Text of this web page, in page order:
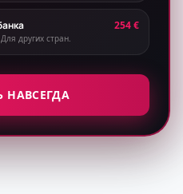
254 €
других стран.
НАВСЕГДА